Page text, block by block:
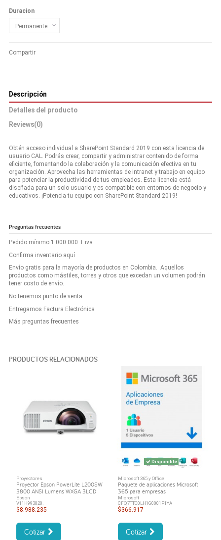
Duracion
Compartir
Descripción
Detalles del producto
Reviews(0)
Obtén acceso individual a SharePoint Standard 2019 con esta licencia de
usuario CAL. Podrás crear, compartir y administrar contenido de forma
eficiente, fomentando la colaboración y la comunicación efectiva en tu
organización. Aprovecha las herramientas de intranet y trabajo en equipo
para potenciar la productividad de tus empleados. Esta licencia está
diseñada para un solo usuario y es compatible con entornos de negocio y
educativos. ¡Potencia tu equipo con SharePoint Standard 2019!
Preguntas frecuentes
Pedido mínimo 1.000.000 + iva
Confirma inventario aquí
Envío gratis para la mayoría de productos en Colombia. Aquellos
productos como mástiles, torres y otros que excedan un volumen podrán
tener costo de envío.
No tenemos punto de venta
Entregamos Factura Electrónica
Más preguntas frecuentes
PRODUCTOS RELACIONADOS
Proyectores
Proyector Epson PowerLite L200SW
3800 ANSI Lumens WXGA 3LCD
Epson
V11H993020.
$8.988.235
Cotizar
Disponible
Microsoft 365 y Office
Paquete de aplicaciones Microsoft
365 para empresas
Microsoft
CFQ7TTC0LH1G0001P1YA
$366.917
Cotizar